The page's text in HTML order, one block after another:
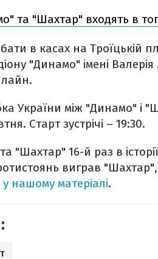
та "Шахтар" входять в
в касах на Троїцькій
"Динамо" імені
України між "Динамо" і
Старт зустрічі – 19:30.
"Шахтар" 16-й раз в
виграв
у нашому матеріалі.